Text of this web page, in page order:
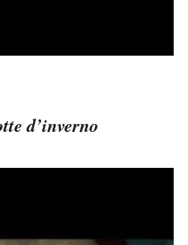
d’inverno